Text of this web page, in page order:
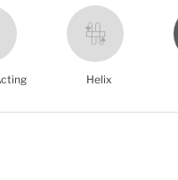
Helix